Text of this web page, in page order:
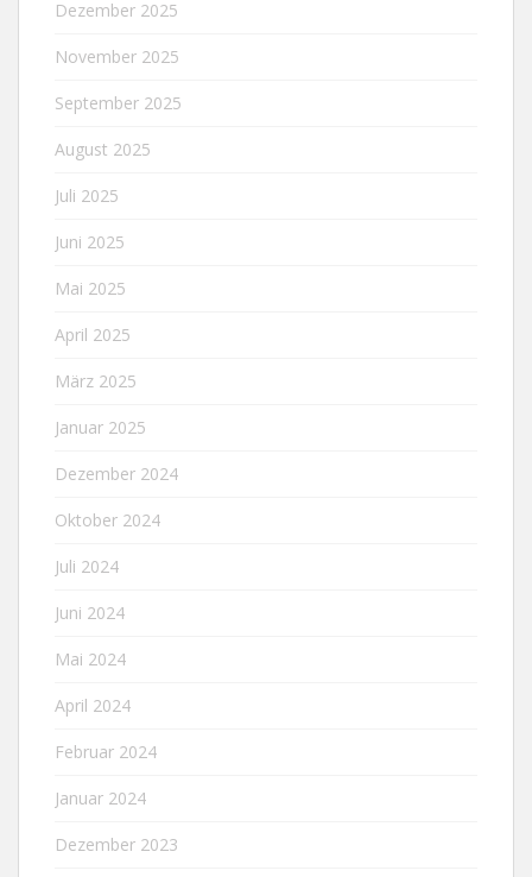
Dezember 2025
November 2025
September 2025
August 2025
Juli 2025
Juni 2025
Mai 2025
April 2025
März 2025
Januar 2025
Dezember 2024
Oktober 2024
Juli 2024
Juni 2024
Mai 2024
April 2024
Februar 2024
Januar 2024
Dezember 2023